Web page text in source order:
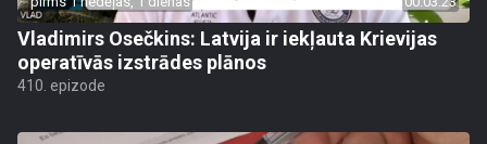
Vladimirs Osečkins: Latvija ir iekļauta Krievijas
operatīvās izstrādes plānos
410. epizode